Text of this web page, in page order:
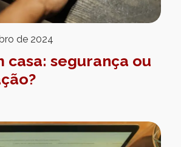
de 2024
casa: segurança ou